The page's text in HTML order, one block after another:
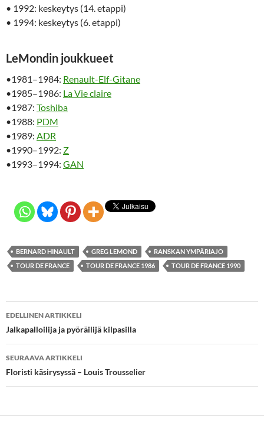
• 1992: keskeytys (14. etappi)
• 1994: keskeytys (6. etappi)
LeMondin joukkueet
•1981–1984: Renault-Elf-Gitane
•1985–1986: La Vie claire
•1987: Toshiba
•1988: PDM
•1989: ADR
•1990–1992: Z
•1993–1994: GAN
BERNARD HINAULT GREG LEMOND
RANSKAN YMPÄRIAJO
TOUR DE FRANCE
TOUR DE FRANCE 1986 TOUR DE FRANCE 1990
Artikkelien
selaus
EDELLINEN ARTIKKELI
Jalkapalloilija ja pyöräilijä kilpasilla
SEURAAVA ARTIKKELI
Floristi käsirysyssä – Louis Trousselier